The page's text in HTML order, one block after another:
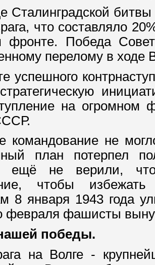
Сталинградской
что составляло
фронте. Победа
перелому в
успешного
на огромном
командование не
план потерпел
ещё не верили,
чтобы избежать
8 января 1943 года
февраля фашисты
победы.
на Волге -